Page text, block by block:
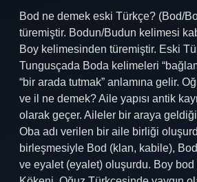
Bod ne demek eski Türkçe? (Bod/
türemiştir. Bodun/Budun kelimesi
Boy kelimesinden türemiştir. Eski
Tungusçada Boda kelimeleri
“bir arada tutmak” anlamına gelir.
ve il ne demek? Aile yapısı antik
olarak geçer. Aileler bir araya
Oba adı verilen bir aile birliği
birleşmesiyle Bod (klan, kabile),
ve eyalet (eyalet) oluşurdu. Boy